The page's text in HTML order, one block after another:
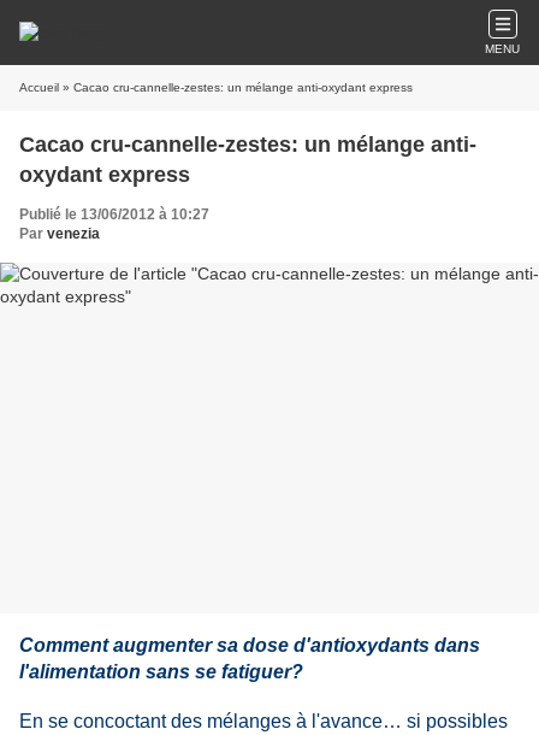
MENU
Accueil » Cacao cru-cannelle-zestes: un mélange anti-oxydant express
Cacao cru-cannelle-zestes: un mélange anti-
oxydant express
Publié le 13/06/2012 à 10:27
Par venezia
Comment augmenter sa dose d'antioxydants dans
l'alimentation sans se fatiguer?
En se concoctant des mélanges à l'avance… si possibles